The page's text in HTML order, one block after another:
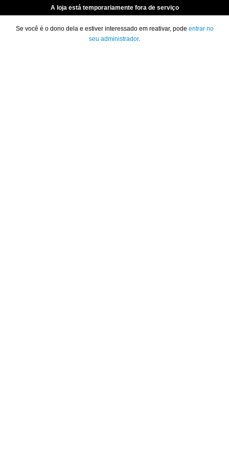
A loja está temporariamente fora de serviço
Se você é o dono dela e estiver interessado em reativar, pode entrar no
seu administrador.